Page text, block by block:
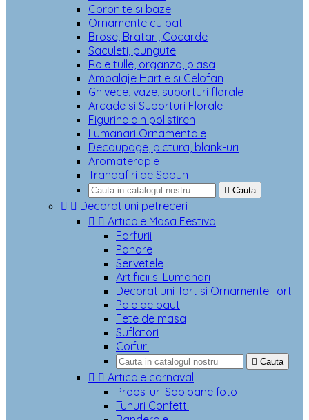
Coronite si baze
Ornamente cu bat
Brose, Bratari, Cocarde
Saculeti, pungute
Role tulle, organza, plasa
Ambalaje Hartie si Celofan
Ghivece, vaze, suporturi florale
Arcade si Suporturi Florale
Figurine din polistiren
Lumanari Ornamentale
Decoupage, pictura, blank-uri
Aromaterapie
Trandafiri de Sapun
 Cauta
  Decoratiuni petreceri
  Articole Masa Festiva
Farfurii
Pahare
Servetele
Artificii si Lumanari
Decoratiuni Tort si Ornamente Tort
Paie de baut
Fete de masa
Suflatori
Coifuri
 Cauta
  Articole carnaval
Props-uri Sabloane foto
Tunuri Confetti